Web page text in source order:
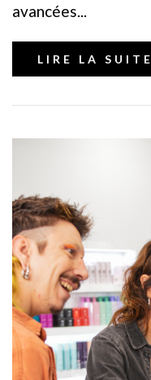
avancées...
LIRE LA SUITE